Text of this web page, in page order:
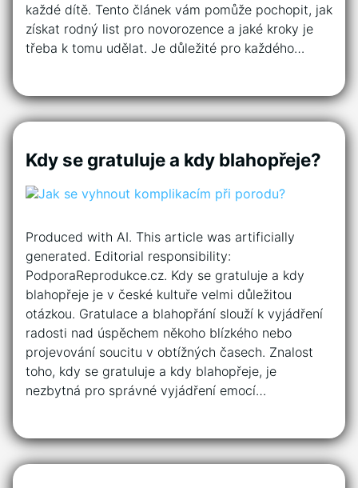
každé dítě. Tento článek vám pomůže pochopit, jak
získat rodný list pro novorozence a jaké kroky je
třeba k tomu udělat. Je důležité pro každého…
Kdy se gratuluje a kdy blahopřeje?
Produced with AI. This article was artificially
generated. Editorial responsibility:
PodporaReprodukce.cz. Kdy se gratuluje a kdy
blahopřeje je v české kultuře velmi důležitou
otázkou. Gratulace a blahopřání slouží k vyjádření
radosti nad úspěchem někoho blízkého nebo
projevování soucitu v obtížných časech. Znalost
toho, kdy se gratuluje a kdy blahopřeje, je
nezbytná pro správné vyjádření emocí…